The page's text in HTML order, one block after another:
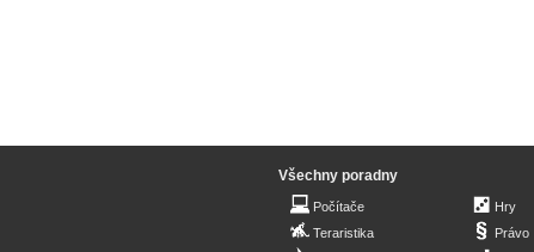
Všechny poradny
Počítače
Teraristika
Hry
Právo